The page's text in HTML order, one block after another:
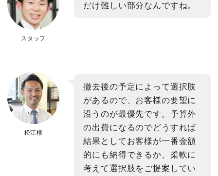
スタッフ
だけ難しい部分なんですね。
松江様
撤去後の予定によって選択肢
があるので、お客様の要望に
沿うのが最優先です。予算外
の出費になるのでどうすれば
結果としてお客様が一番金額
的にも納得できるか、柔軟に
考えて選択肢をご提案してい